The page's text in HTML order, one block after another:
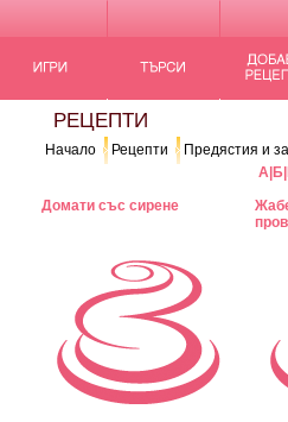
РЕЦЕПТИ
Начало Рецепти
Предястия и
А Б
Домати със сирене